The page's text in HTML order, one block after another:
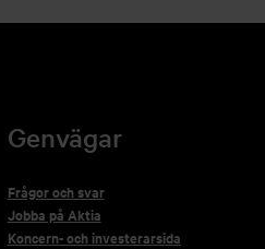
Genvägar
Frågor och svar
Jobba på Aktia
Koncern- och investerarsida